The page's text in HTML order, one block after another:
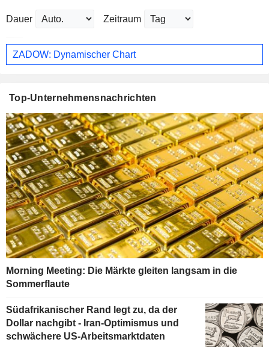
Dauer Zeitraum
ZADOW: Dynamischer Chart
Top-Unternehmensnachrichten
Morning Meeting: Die Märkte gleiten langsam in die
Sommerflaute
Südafrikanischer Rand legt zu, da der
Dollar nachgibt - Iran-Optimismus und
schwächere US-Arbeitsmarktdaten